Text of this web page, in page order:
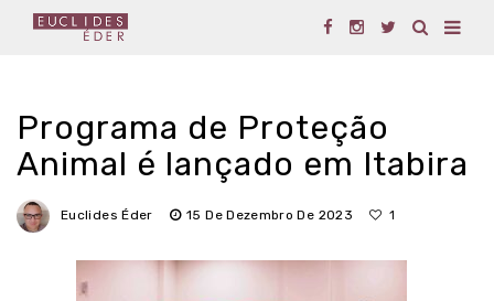
Programa de Proteção
Animal é lançado em Itabira
Euclides Éder 15 De Dezembro De 2023 1